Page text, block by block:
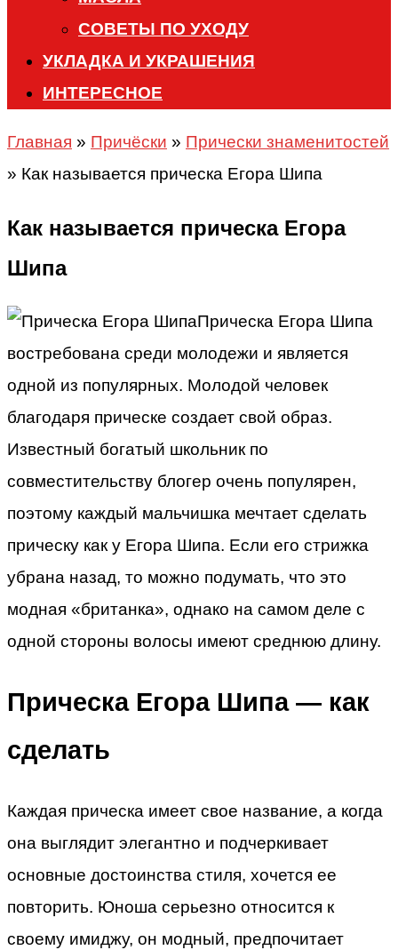
СОВЕТЫ ПО УХОДУ
УКЛАДКА И УКРАШЕНИЯ
ИНТЕРЕСНОЕ
Главная » Причёски » Прически знаменитостей
» Как называется прическа Егора Шипа
Как называется прическа Егора
Шипа
Прическа Егора Шипа
востребована среди молодежи и является
одной из популярных. Молодой человек
благодаря прическе создает свой образ.
Известный богатый школьник по
совместительству блогер очень популярен,
поэтому каждый мальчишка мечтает сделать
прическу как у Егора Шипа. Если его стрижка
убрана назад, то можно подумать, что это
модная «британка», однако на самом деле с
одной стороны волосы имеют среднюю длину.
Прическа Егора Шипа — как
сделать
Каждая прическа имеет свое название, а когда
она выглядит элегантно и подчеркивает
основные достоинства стиля, хочется ее
повторить. Юноша серьезно относится к
своему имиджу, он модный, предпочитает